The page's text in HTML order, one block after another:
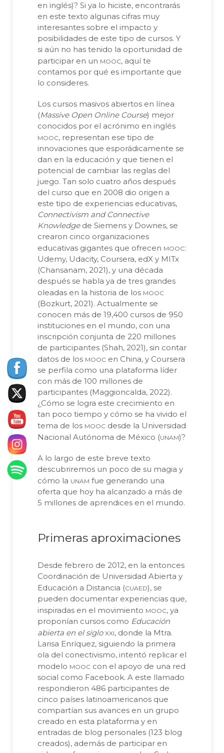
en inglés)? Si ya lo hiciste, encontrarás
en este texto algunas cifras muy
interesantes sobre el impacto y
posibilidades de este tipo de cursos. Y
si aún no has tenido la oportunidad de
participar en un mooc, aquí te
contamos por qué es importante que
lo consideres.
Los cursos masivos abiertos en línea
(Massive Open Online Course) mejor
conocidos por el acrónimo en inglés
mooc, representan ese tipo de
innovaciones que esporádicamente se
dan en la educación y que tienen el
potencial de cambiar las reglas del
juego. Tan solo cuatro años después
del curso que en 2008 dio origen a
este tipo de experiencias educativas,
Connectivism and Connective
Knowledgede Siemens y Downes, se
crearon cinco organizaciones
educativas gigantes que ofrecen mooc:
Udemy, Udacity, Coursera, edX y MITx
(Chansanam, 2021), y una década
después se habla ya de tres grandes
oleadas en la historia de los mooc
(Bozkurt, 2021). Actualmente se
conocen más de 19,400 cursos de 950
instituciones en el mundo, con una
inscripción conjunta de 220 millones
de participantes (Shah, 2021), sin contar
datos de los mooc en China, y Coursera
se perfila como una plataforma líder
con más de 100 millones de
participantes (Maggioncalda, 2022).
¿Cómo se logra este crecimiento en
tan poco tiempo y cómo se ha vivido el
tema de los mooc desde la Universidad
Nacional Autónoma de México (unam)?
A lo largo de este breve texto
descubriremos un poco de su magia y
cómo la unam fue generando una
oferta que hoy ha alcanzado a más de
5 millones de aprendices en el mundo.
Primeras aproximaciones
Desde febrero de 2012, en la entonces
Coordinación de Universidad Abierta y
Educación a Distancia (cuaed), se
pueden documentar experiencias que,
inspiradas en el movimiento mooc, ya
proponían cursos como Educación
abierta en el sigloxxi, donde la Mtra.
Larisa Enríquez, siguiendo la primera
ola del conectivismo, intentó replicar el
modelo mooc con el apoyo de una red
social como Facebook. A este llamado
respondieron 486 participantes de
cinco países latinoamericanos que
compartían sus avances en un grupo
creado en esta plataforma y en
entradas de blog personales (123 blog
creados), además de participar en